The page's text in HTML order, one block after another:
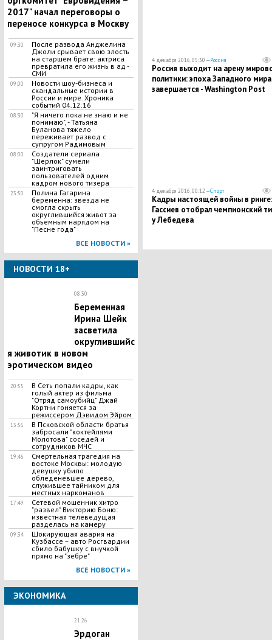
2017" начал переговоры о
переносе конкурса в Москву
09:30
После развода Анджелина
Джоли срывает свою злость
на старшем брате: актриса
превратила его жизнь в ад -
СМИ
09:00
Новости шоу-бизнеса и
скандальные истории в
России и мире. Хроника
событий 04.12.16
08:30
"Я ничего пока не знаю и не
понимаю", - Татьяна
Буланова тяжело
переживает развод с
супругом Радимовым
08:00
Создатели сериала
"Шерлок" сумели
заинтриговать
пользователей одним
кадром нового тизера
23:50
Полина Гагарина
беременна: звезда не
смогла скрыть
округлившийся живот за
объемным нарядом на
"Песне года"
ВСЕ НОВОСТИ »
НОВОСТИ 18+
08:30
Беременная
Ирина Шейк
засветила
округлившийс
я животик в новом
эротическом видео
20:55
В Сеть попали кадры, как
голый актер из фильма
"Отряд самоубийц" Джай
Кортни гоняется за
режиссером Дэвидом Эйром
13:56
В Псковской области братья
забросали "коктейлями
Молотова" соседей и
сотрудников МЧС
19:46
Смертельная трагедия на
востоке Москвы: молодую
девушку убило
обледеневшее дерево,
служившее тайником для
местных наркоманов
17:49
Сетевой мошенник хитро
"развел" Викторию Боню:
известная телеведущая
разделась на камеру
09:34
Шокирующая авария на
Кузбассе – авто Росгвардии
сбило бабушку с внучкой
прямо на "зебре"
ВСЕ НОВОСТИ »
ЭКОНОМИКА
21:26
Эрдоган
4 декабря 2016, 05:30 —Россия
Россия выходит на арену
политики: эпоха Западного мира
завершается - Washington Post
4 декабря 2016, 00:12 —Спорт
Кадры настоящей войны в ринге:
Гассиев отобрал чемпионский
у Лебедева